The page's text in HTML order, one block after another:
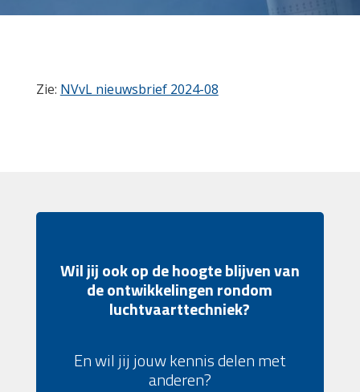
Zie: NVvL nieuwsbrief 2024-08
Wil jij ook op de hoogte blijven van
de ontwikkelingen rondom
luchtvaarttechniek?
En wil jij jouw kennis delen met
anderen?